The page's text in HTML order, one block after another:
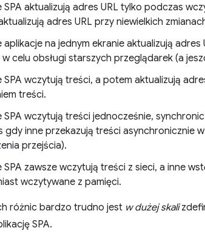
SPA aktualizują adres URL tylko podczas
adres URL przy niewielkich
aplikacje na jednym ekranie aktualizują
celu obsługi starszych przeglądarek (a
SPA wczytują treści, a potem aktualizują
treści.
SPA wczytują treści jednocześnie,
gdy inne przekazują treści asynchronicznie
przejścia).
SPA zawsze wczytują treści z sieci, a inne
wczytywane z pamięci.
różnic bardzo trudno jest w dużej skali
SPA.